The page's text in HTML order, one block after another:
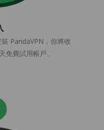
PandaVPN，你將收
免費試用帳戶。